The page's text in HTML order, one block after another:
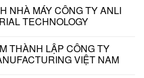
NHÀ MÁY CÔNG TY ANLI
TECHNOLOGY
THÀNH LẬP CÔNG TY
VIỆT NAM